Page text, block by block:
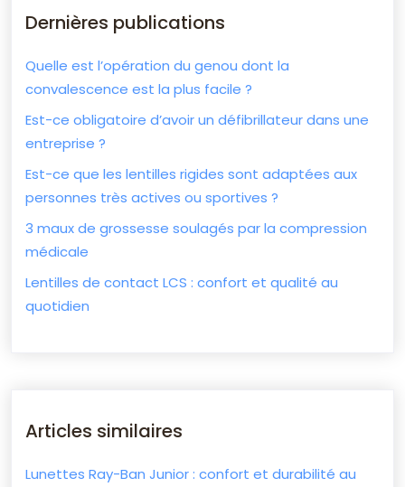
Dernières publications
Quelle est l’opération du genou dont la
convalescence est la plus facile ?
Est-ce obligatoire d’avoir un défibrillateur dans une
entreprise ?
Est-ce que les lentilles rigides sont adaptées aux
personnes très actives ou sportives ?
3 maux de grossesse soulagés par la compression
médicale
Lentilles de contact LCS : confort et qualité au
quotidien
Articles similaires
Lunettes Ray-Ban Junior : confort et durabilité au